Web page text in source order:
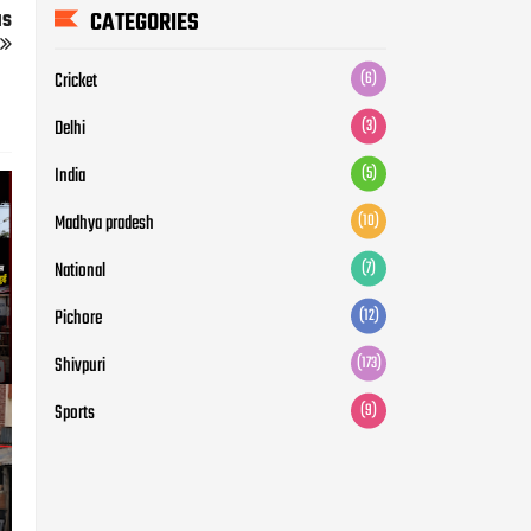
CATEGORIES
Cricket (6)
Delhi (3)
India (5)
Madhya pradesh (10)
National (7)
Pichore (12)
Shivpuri (173)
Sports (9)